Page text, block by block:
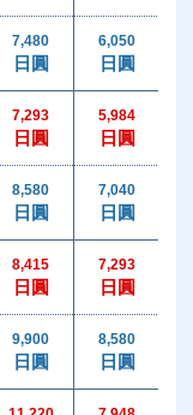
7,480
日圓
6,050
日圓
7,293
日圓
5,984
日圓
8,580
日圓
7,040
日圓
8,415
日圓
7,293
日圓
9,900
日圓
8,580
日圓